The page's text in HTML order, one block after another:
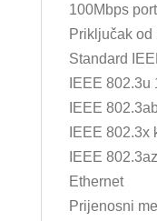
100Mbps
Priključak od
Standard
IEEE
IEEE
IEEE 802.3x
IEEE
Ethernet
Prijenosni